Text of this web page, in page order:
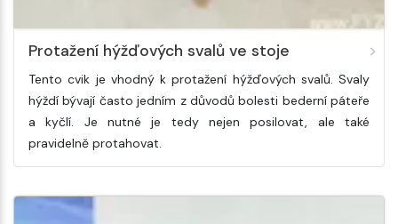
Protažení hýžďových svalů ve stoje
Tento cvik je vhodný k protažení hýžďových svalů. Svaly
hýždí bývají často jedním z důvodů bolesti bederní páteře
a kyčlí. Je nutné je tedy nejen posilovat, ale také
pravidelně protahovat.